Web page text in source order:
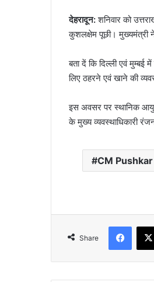
देहरादून:शनिवार को
कुशलक्षेम पूछी। मुख्यमंत्री
बता दें कि दिल्ली एवं
लिए ठहरने एवं खाने की
इस अवसर पर स्थानिक
के मुख्य व्यवस्थाधिकारी
CM
Share